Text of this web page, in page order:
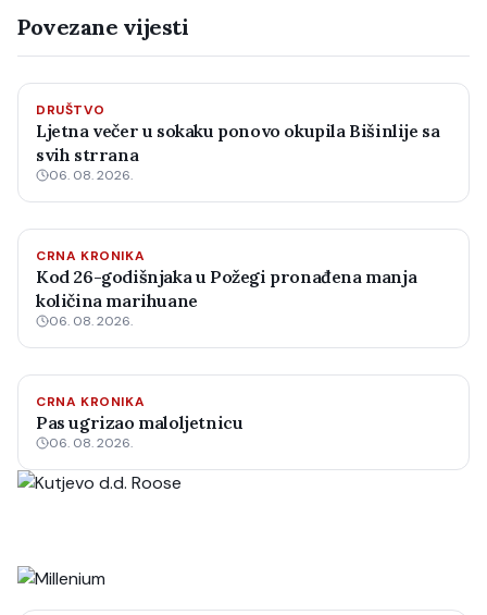
Povezane vijesti
DRUŠTVO
Ljetna večer u sokaku ponovo okupila Bišinlije sa
svih strrana
06. 08. 2026.
CRNA KRONIKA
Kod 26-godišnjaka u Požegi pronađena manja
količina marihuane
06. 08. 2026.
CRNA KRONIKA
Pas ugrizao maloljetnicu
06. 08. 2026.